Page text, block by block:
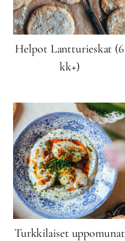
Helpot Lantturieskat (6
kk+)
Turkkilaiset uppomunat